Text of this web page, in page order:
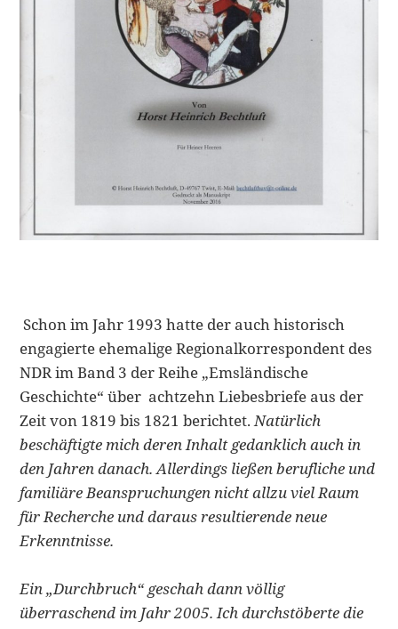
Schon im Jahr 1993 hatte der auch historisch
engagierte ehemalige Regionalkorrespondent des
NDR im Band 3 der Reihe „Emsländische
Geschichte“ über achtzehn Liebesbriefe aus der
Zeit von 1819 bis 1821 berichtet.Natürlich
beschäftigte mich deren Inhalt gedanklich auch in
den Jahren danach. Allerdings ließen berufliche und
familiäre Beanspruchungen nicht allzu viel Raum
für Recherche und daraus resultierende neue
Erkenntnisse.
Ein „Durchbruch“ geschah dann völlig
überraschend im Jahr 2005. Ich durchstöberte die